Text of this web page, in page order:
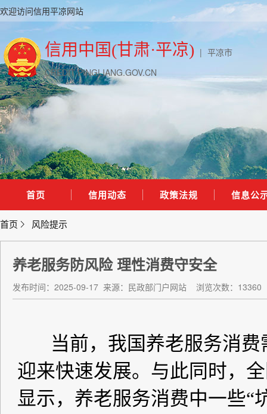
欢迎访问信用平凉网站
信用中国(甘肃·平凉) | 平凉市
CREDIT.PINGLIANG.GOV.CN
首页 信用动态 政策法规 信息公
首页 风险提示
养老服务防风险 理性消费守安全
发布时间：2025-09-17 来源：民政部门户网站 浏览次数：13360